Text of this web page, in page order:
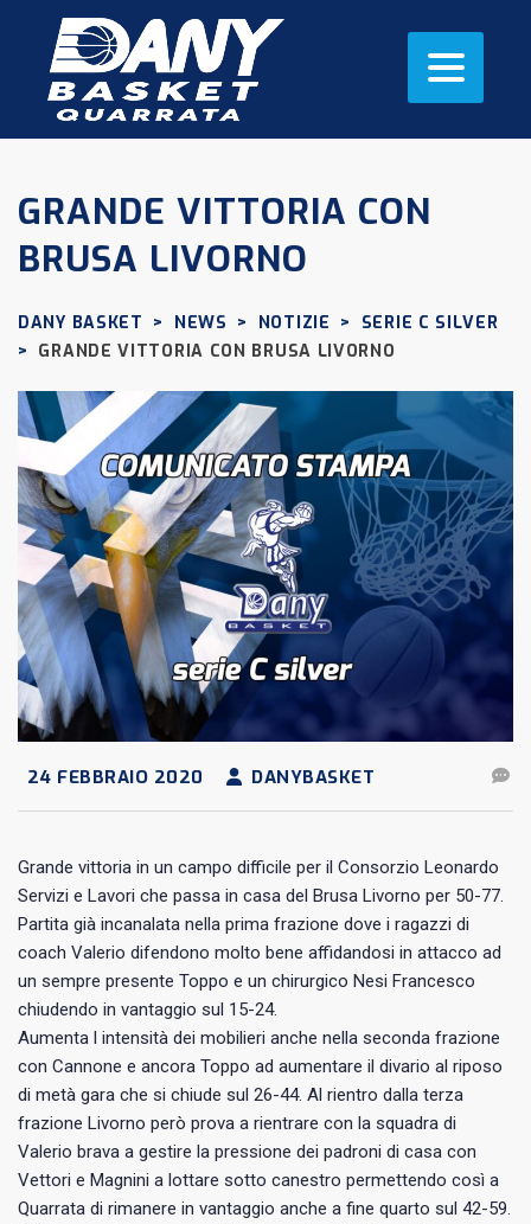
GRANDE VITTORIA CON
BRUSA LIVORNO
DANY BASKET > NEWS > NOTIZIE >
SERIE C SILVER
> GRANDE VITTORIA CON BRUSA LIVORNO
24 FEBBRAIO 2020 DANYBASKET
Grande vittoria in un campo difficile per il Consorzio Leonardo
Servizi e Lavori che passa in casa del Brusa Livorno per 50-77.
Partita già incanalata nella prima frazione dove i ragazzi di
coach Valerio difendono molto bene affidandosi in attacco ad
un sempre presente Toppo e un chirurgico Nesi Francesco
chiudendo in vantaggio sul 15-24.
Aumenta l intensità dei mobilieri anche nella seconda frazione
con Cannone e ancora Toppo ad aumentare il divario al riposo
di metà gara che si chiude sul 26-44. Al rientro dalla terza
frazione Livorno però prova a rientrare con la squadra di
Valerio brava a gestire la pressione dei padroni di casa con
Vettori e Magnini a lottare sotto canestro permettendo così a
Quarrata di rimanere in vantaggio anche a fine quarto sul 42-59.